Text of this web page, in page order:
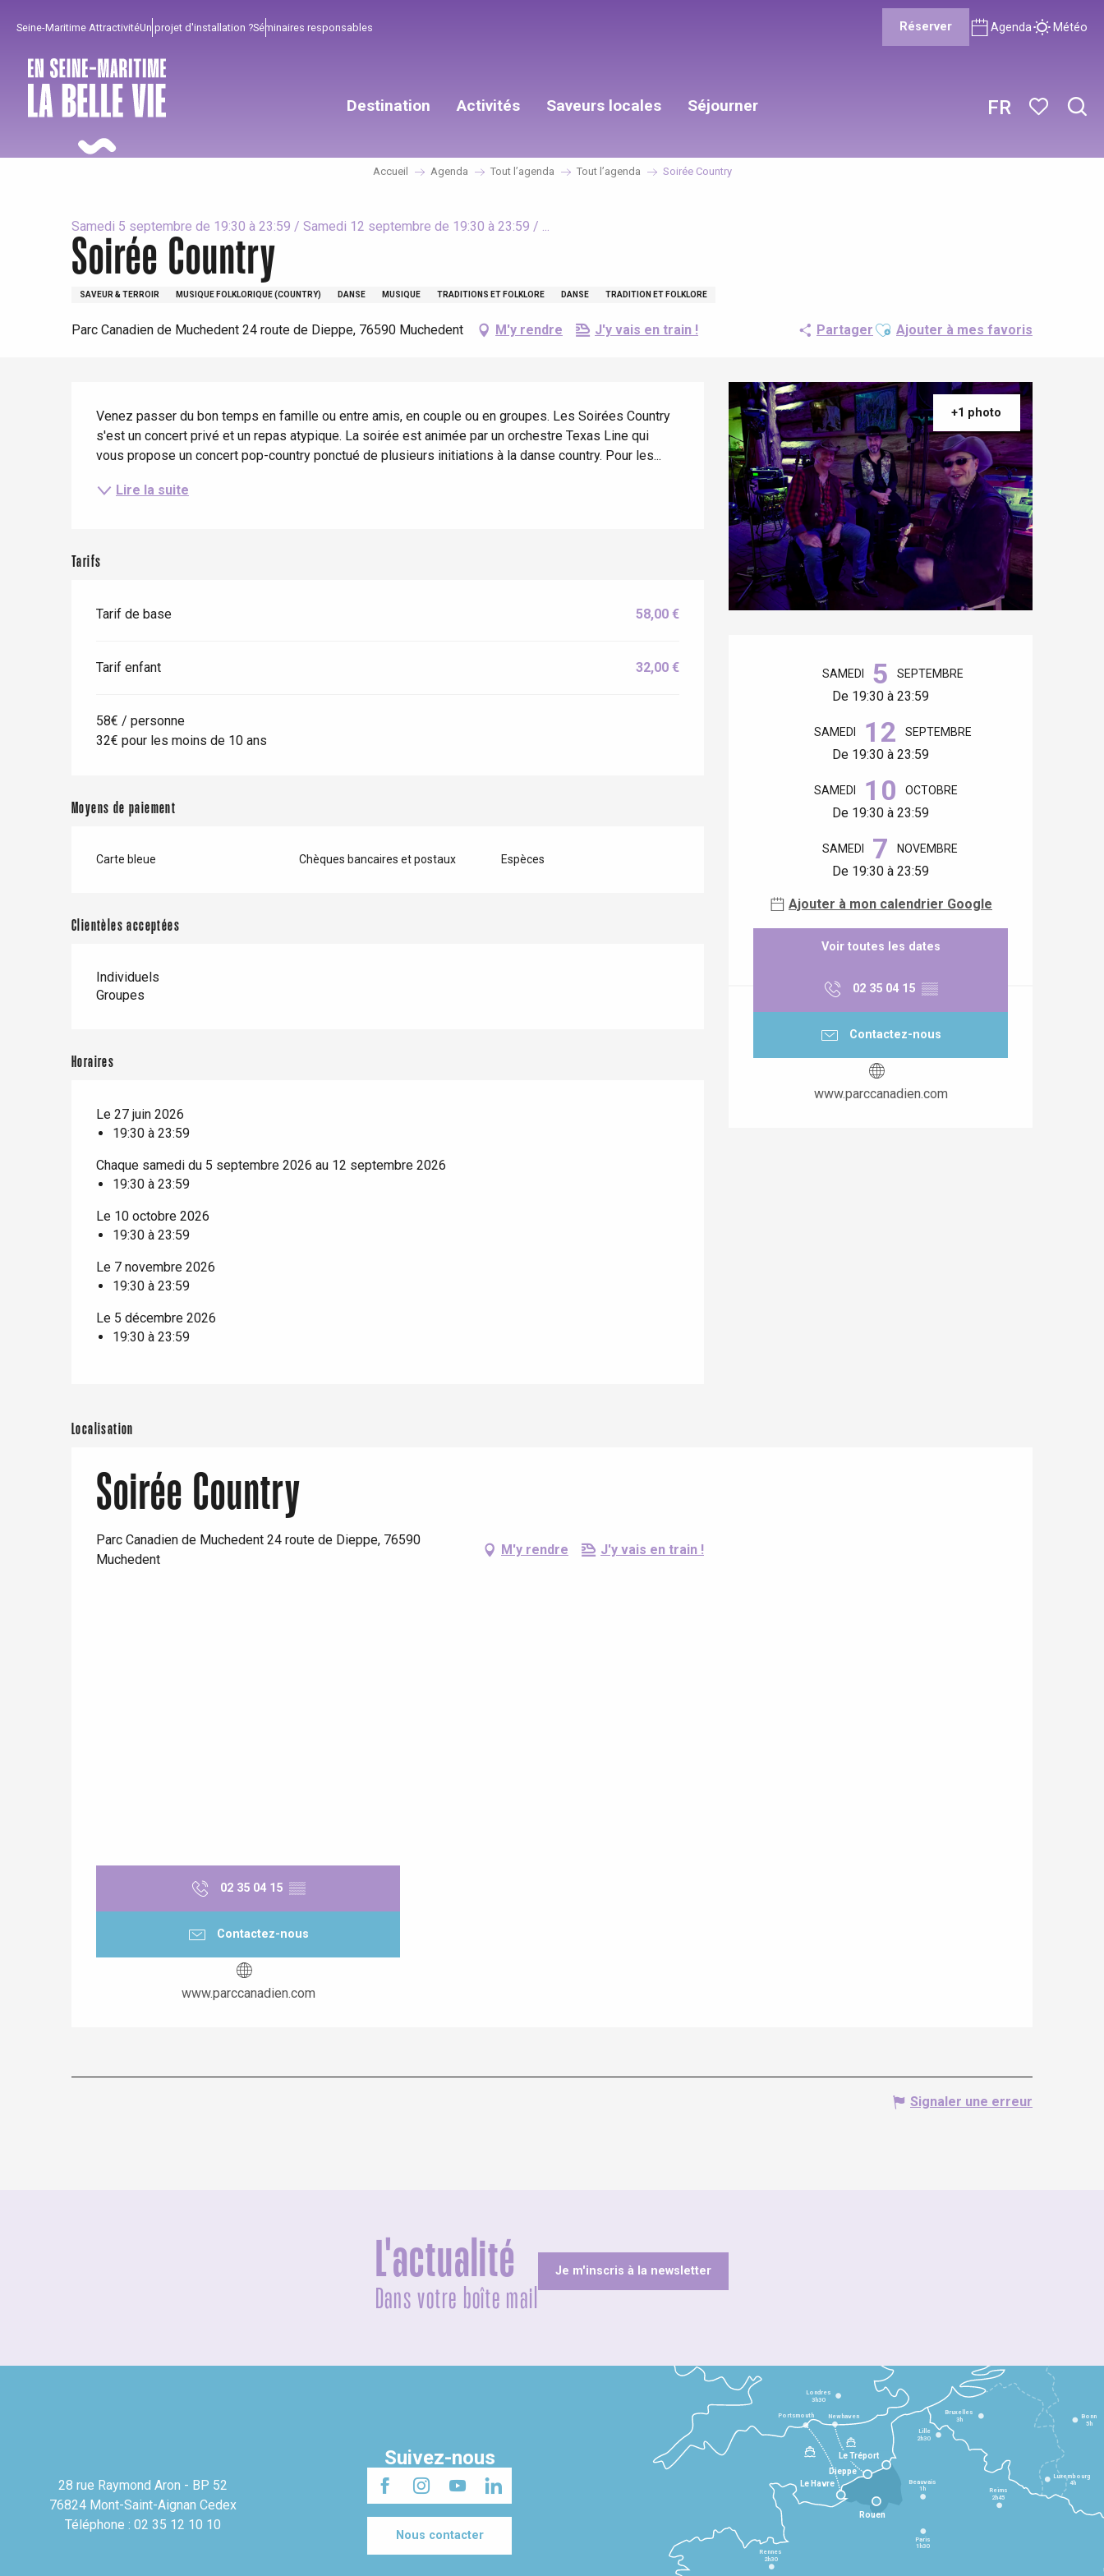
principal
FR
Seine-Maritime AttractivitéUn projet d'installation ?Séminaires responsables Réserver Agenda Météo
Destination
Val-de-Scie
Rouen
Dieppe
Activités
Quand il pleut
Avec les enfants
Saveurs locales
Restaurants avec vue
Séjourner
Séjours à vélo
Accueil Agenda Tout l’agenda Tout l’agenda Soirée Country
Samedi 5 septembre de 19:30 à 23:59 / Samedi 12 septembre de 19:30 à 23:59 / ...
Soirée Country
SAVEUR & TERROIR MUSIQUE FOLKLORIQUE (COUNTRY) DANSE MUSIQUE TRADITIONS ET FOLKLORE DANSE TRADITION ET FOLKLORE
Parc Canadien de Muchedent 24 route de Dieppe, 76590 Muchedent M'y rendre J'y vais en train ! Partager Ajouter aux favoris
Ajouter à mes favoris
+1 photo
SAMEDI 5 SEPTEMBRE
De 19:30 à 23:59
SAMEDI 12 SEPTEMBRE
De 19:30 à 23:59
SAMEDI 10 OCTOBRE
De 19:30 à 23:59
SAMEDI 7 NOVEMBRE
De 19:30 à 23:59
Ajouter à mon calendrier Google
Voir toutes les dates
02 35 04 15 ▒▒
Contactez-nous
www.parccanadien.com
Venez passer du bon temps en famille ou entre amis, en couple ou en groupes. Les Soirées Country
s'est un concert privé et un repas atypique. La soirée est animée par un orchestre Texas Line qui
vous propose un concert pop-country ponctué de plusieurs initiations à la danse country. Pour les...
Lire la suite
Tarifs
Tarif de base 58,00 €
Tarif enfant 32,00 €
58€ / personne
32€ pour les moins de 10 ans
Moyens de paiement
Carte bleue Chèques bancaires et postaux Espèces
Clientèles acceptées
Individuels
Groupes
Horaires
Le 27 juin 2026
19:30 à 23:59
Chaque samedi du 5 septembre 2026 au 12 septembre 2026
19:30 à 23:59
Le 10 octobre 2026
19:30 à 23:59
Le 7 novembre 2026
19:30 à 23:59
Le 5 décembre 2026
19:30 à 23:59
Localisation
Soirée Country
Parc Canadien de Muchedent 24 route de Dieppe, 76590
Muchedent
M'y rendre J'y vais en train !
02 35 04 15 ▒▒
Contactez-nous
www.parccanadien.com
Signaler une erreur
L'actualité
Dans votre boîte mail
Je m'inscris à la newsletter
28 rue Raymond Aron - BP 52
76824 Mont-Saint-Aignan Cedex
Téléphone : 02 35 12 10 10
Suivez-nous
Nous contacter
Le Havre
Dieppe
Le Tréport
Rennes
2h30
Paris
1h30
Beauvais
1h Reims
2h45
Lille
2h30
Bruxelles
3h
Londres
3h30
Newhaven
Portsmouth Bonn
5h
Luxembourg
4h
Rouen